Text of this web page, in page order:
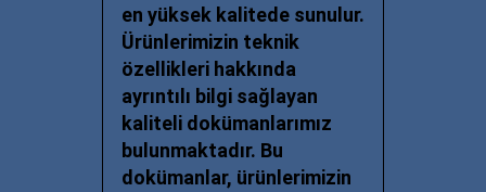
en yüksek kalitede sunulur.
Ürünlerimizin teknik
özellikleri hakkında
ayrıntılı bilgi sağlayan
kaliteli dokümanlarımız
bulunmaktadır. Bu
dokümanlar, ürünlerimizin